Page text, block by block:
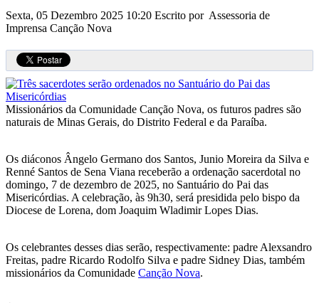
Sexta, 05 Dezembro 2025 10:20 Escrito por Assessoria de
Imprensa Canção Nova
Missionários da Comunidade Canção Nova, os futuros padres são
naturais de Minas Gerais, do Distrito Federal e da Paraíba.
Os diáconos Ângelo Germano dos Santos, Junio Moreira da Silva e
Renné Santos de Sena Viana receberão a ordenação sacerdotal no
domingo, 7 de dezembro de 2025, no Santuário do Pai das
Misericórdias. A celebração, às 9h30, será presidida pelo bispo da
Diocese de Lorena, dom Joaquim Wladimir Lopes Dias.
Os celebrantes desses dias serão, respectivamente: padre Alexsandro
Freitas, padre Ricardo Rodolfo Silva e padre Sidney Dias, também
missionários da Comunidade Canção Nova.